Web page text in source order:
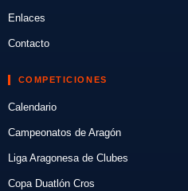
Enlaces
Contacto
COMPETICIONES
Calendario
Campeonatos de Aragón
Liga Aragonesa de Clubes
Copa Duatlón Cros